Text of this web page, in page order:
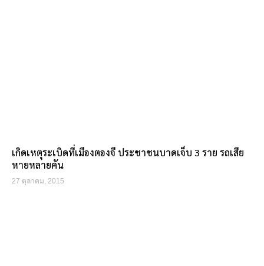
เกิดเหตุระเบิดที่เมืองตองจี ประชาชนบาดเจ็บ 3 ราย รถเสีย
หายหลายคัน
27 ตุลาคม, 2015